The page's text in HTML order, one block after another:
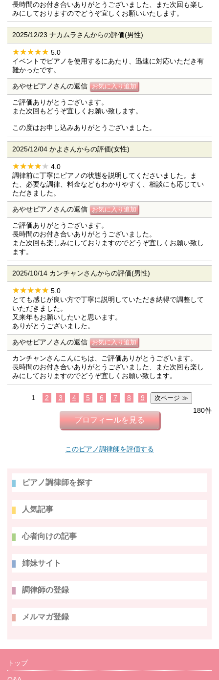
長時間のお付き合いありがとうございました、また次回も楽し
みにしておりますのでどうぞ宜しくお願いいたします。
2025/12/23 ナカムラさんからの評価(男性)
5.0
イベントでピアノを使用するにあたり、迅速に対応いただき有
難かったです。
あやせピアノさんの返信
ご評価ありがとうございます。
また次回もどうぞ宜しくお願い致します。
この度はお申し込みありがとうございました。
2025/12/04 かよさんからの評価(女性)
4.0
調律前に丁寧にピアノの状態を説明してくださいました。ま
た、必要な調律、料金などもわかりやすく、相談にも応じてい
ただきました。
あやせピアノさんの返信
ご評価ありがとうございます。
長時間のお付き合いありがとうございました。
また次回も楽しみにしておりますのでどうぞ宜しくお願い致し
ます。
2025/10/14 カンチャンさんからの評価(男性)
5.0
とても感じが良い方で丁寧に説明していただき納得で調整して
いただきました。
又来年もお願いしたいと思います。
ありがとうございました。
あやせピアノさんの返信
カンチャンさんこんにちは、ご評価ありがとうございます。
長時間のお付き合いありがとうございました、また次回も楽し
みにしておりますのでどうぞ宜しくお願い致します。
1 2 3 4 5 6 7 8
9
180件
プロフィールを見る
このピアノ調律師を評価する
ピアノ調律師を探す
人気記事
心者向けの記事
姉妹サイト
調律師の登録
メルマガ登録
トップ